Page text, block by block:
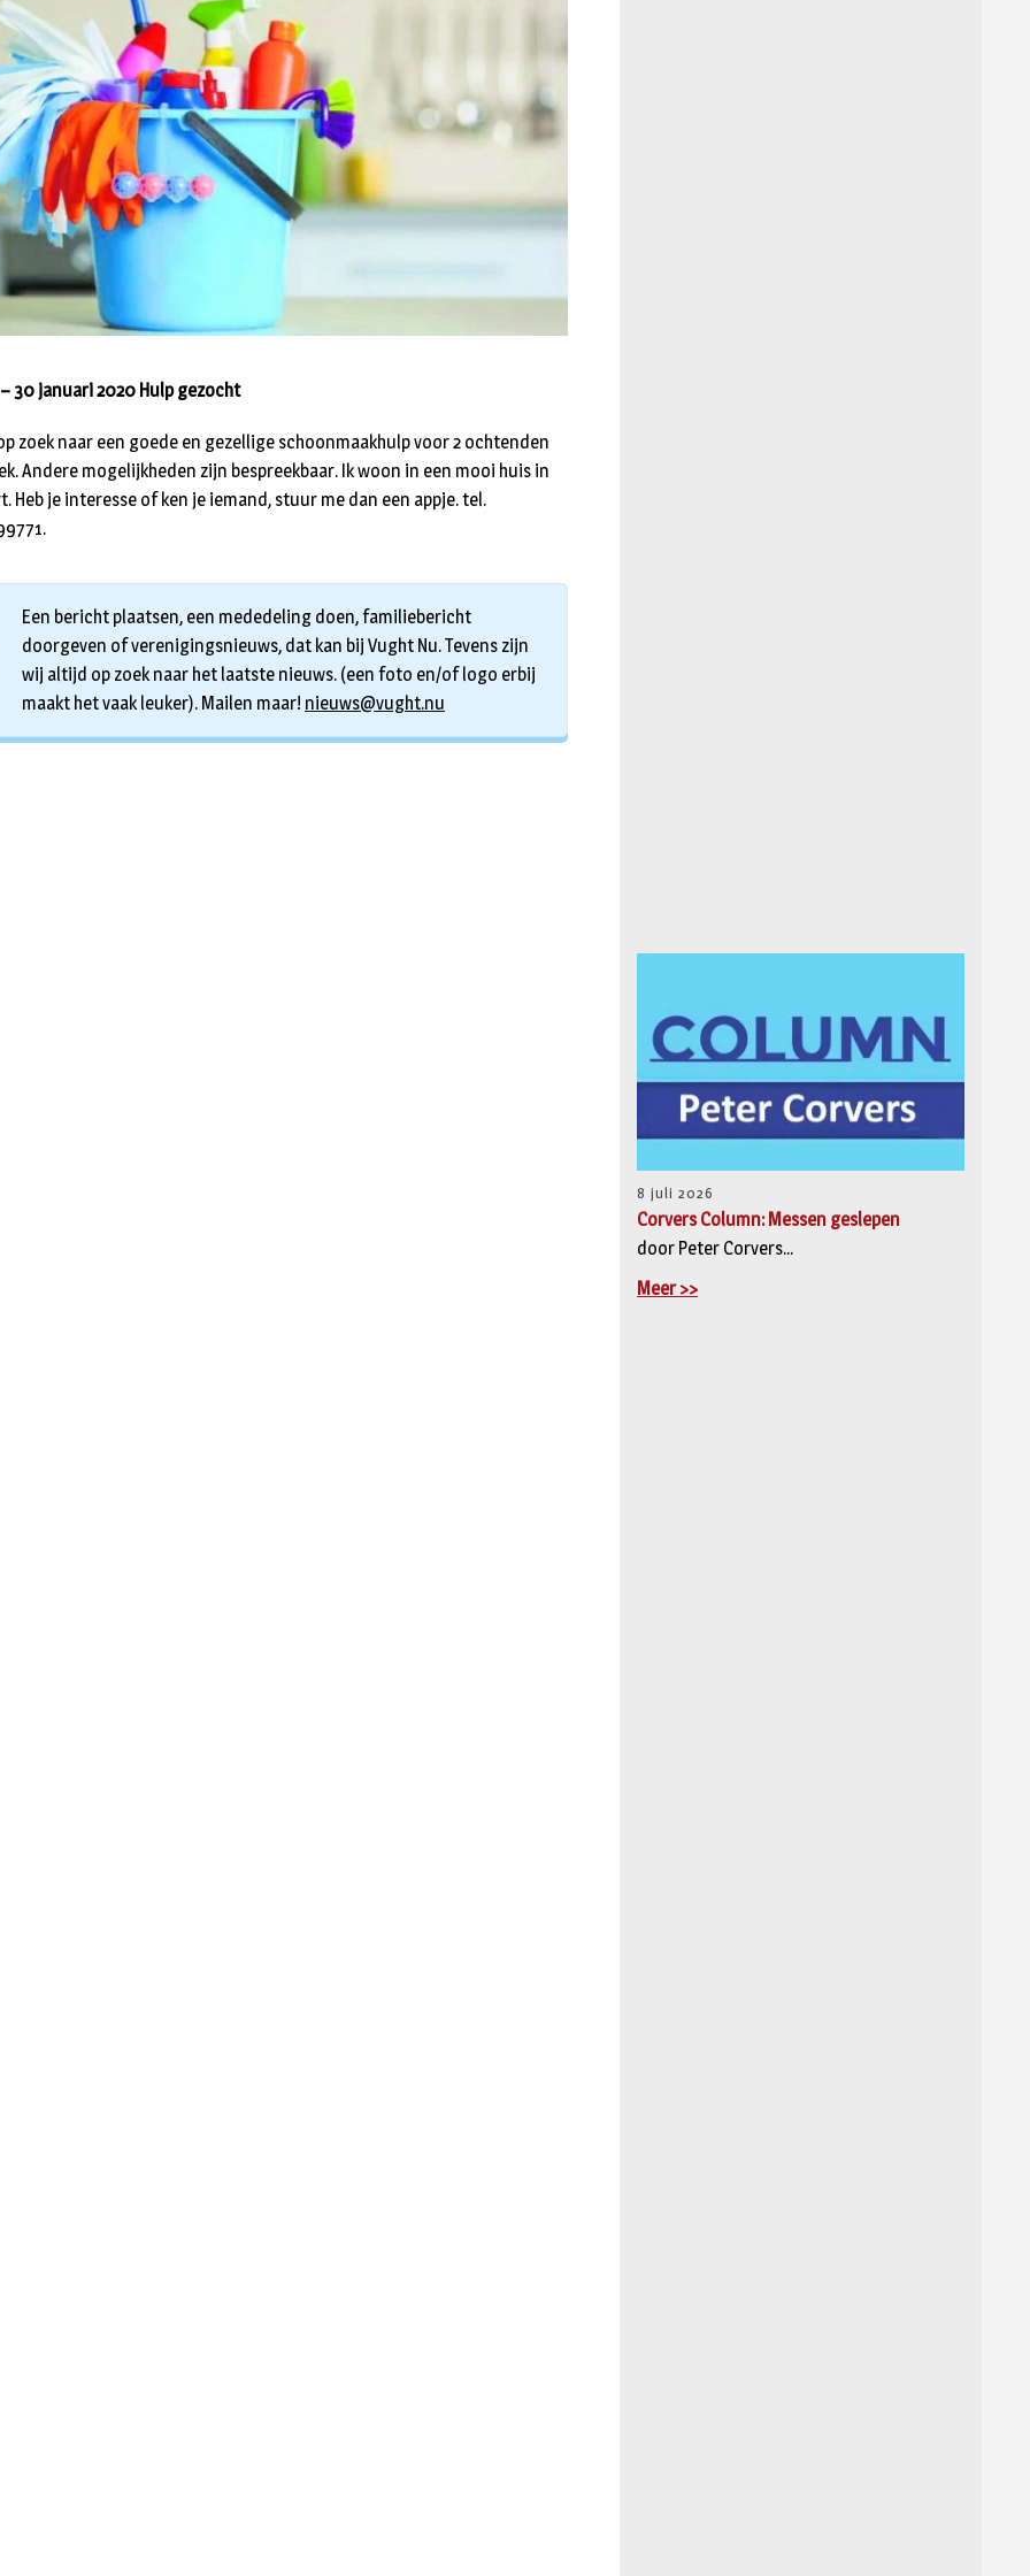
– 30 januari 2020 Hulp gezocht
op zoek naar een goede en gezellige schoonmaakhulp voor 2 ochtenden
Andere mogelijkheden zijn bespreekbaar. Ik woon in een mooi huis in
Heb je interesse of ken je iemand, stuur me dan een appje. tel.
Een bericht plaatsen, een mededeling doen, familiebericht
doorgeven of verenigingsnieuws, dat kan bij Vught Nu. Tevens zijn
wij altijd op zoek naar het laatste nieuws. (een foto en/of logo erbij
maakt het vaak leuker). Mailen maar! nieuws@vught.nu
8 juli 2026
Corvers Column: Messen geslepen
door Peter Corvers...
Meer >>